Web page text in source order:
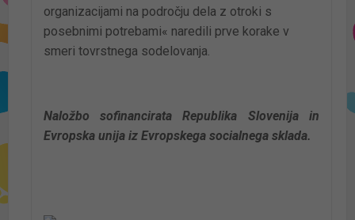
organizacijami na področju dela z otroki s
posebnimi potrebami« naredili prve korake v
smeri tovrstnega sodelovanja.
Naložbo sofinancirata Republika Slovenija in
Evropska unija iz Evropskega socialnega sklada.